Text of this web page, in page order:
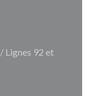
Lignes 92 et